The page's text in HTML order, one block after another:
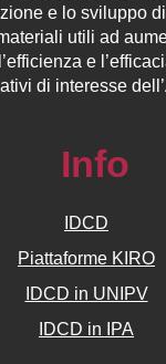
e lo sviluppo
utili ad
e
di interesse
Info
IDCD
Piattaforme KIRO
IDCD in UNIPV
IDCD in IPA